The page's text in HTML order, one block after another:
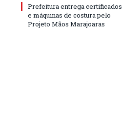
Prefeitura entrega certificados
e máquinas de costura pelo
Projeto Mãos Marajoaras